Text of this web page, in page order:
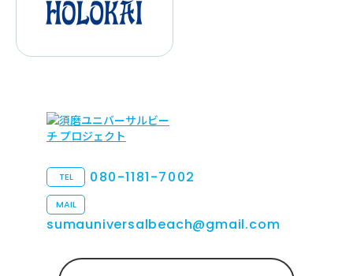
TEL 080-1181-7002
MAIL
sumauniversalbeach@gmail.com